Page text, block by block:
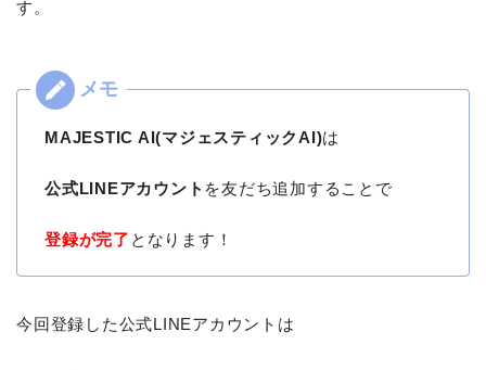
す。
MAJESTIC AI(マジェスティックAI)は
公式LINEアカウント を友だち追加することで
登録が完了 となります！
今回登録した公式LINEアカウントは